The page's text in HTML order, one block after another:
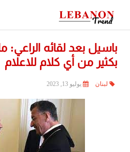
باسيل بعد لقائه الراعي:
بكثير من أي كلام للاعلام
لبنان يوليو 13, 2023
Contact
Us